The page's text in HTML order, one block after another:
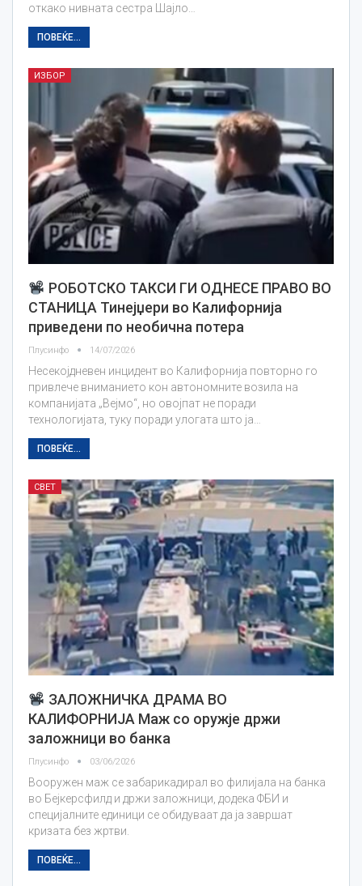
откако нивната сестра Шајло…
ПОВЕЌЕ...
ИЗБОР
РОБОТСКО ТАКСИ ГИ ОДНЕСЕ ПРАВО ВО
СТАНИЦА Тинејџери во Калифорнија
приведени по необична потера
Плусинфо 14/07/2026
Несекојдневен инцидент во Калифорнија повторно го
привлече вниманието кон автономните возила на
компанијата „Вејмо“, но овојпат не поради
технологијата, туку поради улогата што ја…
ПОВЕЌЕ...
СВЕТ
ЗАЛОЖНИЧКА ДРАМА ВО
КАЛИФОРНИЈА Маж со оружје држи
заложници во банка
Плусинфо 03/06/2026
Вооружен маж се забарикадирал во филијала на банка
во Бејкерсфилд и држи заложници, додека ФБИ и
специјалните единици се обидуваат да ја завршат
кризата без жртви.
ПОВЕЌЕ...